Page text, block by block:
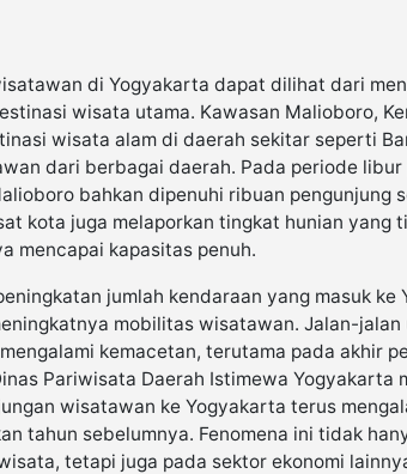
di Yogyakarta dapat dilihat dari
wisata utama. Kawasan Malioboro,
wisata alam di daerah sekitar seperti
dari berbagai daerah. Pada periode libur
bahkan dipenuhi ribuan pengunjung
kota juga melaporkan tingkat hunian yang
mencapai kapasitas penuh.
jumlah kendaraan yang masuk ke
mobilitas wisatawan. Jalan-jalan
kemacetan, terutama pada akhir
Pariwisata Daerah Istimewa Yogyakarta
wisatawan ke Yogyakarta terus
tahun sebelumnya. Fenomena ini tidak
tetapi juga pada sektor ekonomi